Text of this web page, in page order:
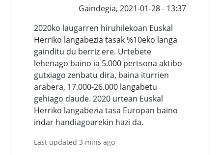
Gaindegia, 2021-01-28 - 13:37
2020ko laugarren hiruhilekoan Euskal
Herriko langabezia tasak %10eko langa
gainditu du berriz ere. Urtebete
lehenago baino ia 5.000 pertsona aktibo
gutxiago zenbatu dira, baina iturrien
arabera, 17.000-26.000 langabetu
gehiago daude. 2020 urtean Euskal
Herriko langabezia tasa Europan baino
indar handiagoarekin hazi da.
Last updated 3 mins ago